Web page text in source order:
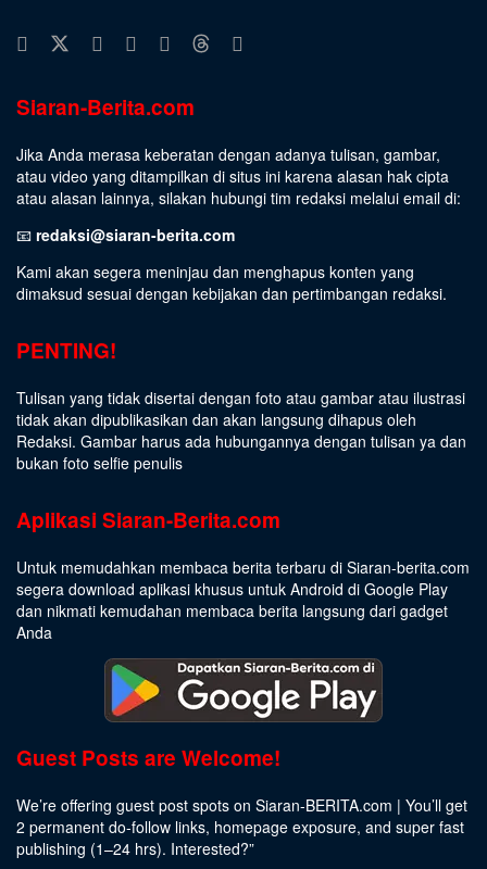
Siaran-Berita.com
Jika Anda merasa keberatan dengan adanya tulisan, gambar,
atau video yang ditampilkan di situs ini karena alasan hak cipta
atau alasan lainnya, silakan hubungi tim redaksi melalui email di:
📧 redaksi@siaran-berita.com
Kami akan segera meninjau dan menghapus konten yang
dimaksud sesuai dengan kebijakan dan pertimbangan redaksi.
PENTING!
Tulisan yang tidak disertai dengan foto atau gambar atau ilustrasi
tidak akan dipublikasikan dan akan langsung dihapus oleh
Redaksi. Gambar harus ada hubungannya dengan tulisan ya dan
bukan foto selfie penulis
Aplikasi Siaran-Berita.com
Untuk memudahkan membaca berita terbaru di Siaran-berita.com
segera download aplikasi khusus untuk Android di Google Play
dan nikmati kemudahan membaca berita langsung dari gadget
Anda
Guest Posts are Welcome!
We’re offering guest post spots on Siaran-BERITA.com | You’ll get
2 permanent do-follow links, homepage exposure, and super fast
publishing (1–24 hrs). Interested?”